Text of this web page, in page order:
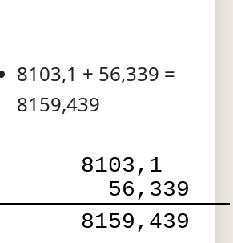
8103,1 + 56,339 =
8159,439
8103,1
  56,339
8159,439